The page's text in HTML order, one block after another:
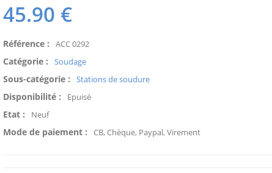
45.90 €
Référence : ACC 0292
Catégorie : Soudage
Sous-catégorie : Stations de soudure
Disponibilité : Epuisé
Etat : Neuf
Mode de paiement : CB, Chèque, Paypal, Virement